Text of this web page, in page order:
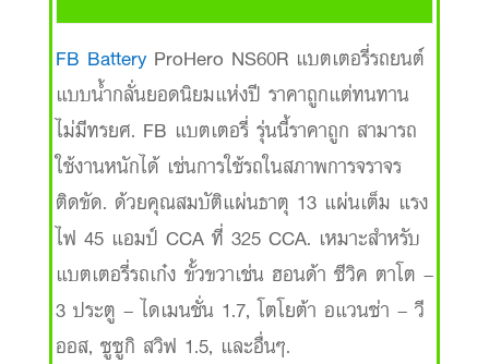
FB BatteryProHero NS60R แบตเตอรี่รถยนต์
แบบน้ำกลั่นยอดนิยมแห่งปี ราคาถูกแต่ทนทาน
ไม่มีทรยศ. FB แบตเตอรี่ รุ่นนี้ราคาถูก สามารถ
ใช้งานหนักได้ เช่นการใช้รถในสภาพการจราจร
ติดขัด. ด้วยคุณสมบัติแผ่นธาตุ 13 แผ่นเต็ม แรง
ไฟ 45 แอมป์ CCA ที่ 325 CCA. เหมาะสำหรับ
แบตเตอรี่รถเก๋ง ขั้วขวาเช่น ฮอนด้า ซีวิค ตาโต –
3 ประตู – ไดเมนชั่น 1.7, โตโยต้า อแวนซ่า – วี
ออส, ซูซูกิ สวิฟ 1.5, และอื่นๆ.